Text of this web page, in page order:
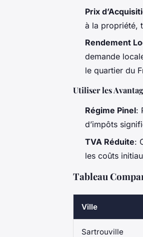
Prix
à la propriété,
Rendement
demande
le quartier du
Utiliser les
Régime Pinel:
d’impôts
TVA Réduite:
les coûts
Tableau
Ville
Sartrouville